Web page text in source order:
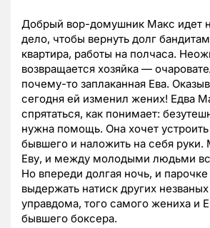
Добрый вор-домушник Макс идет
дело, чтобы вернуть долг
квартира, работы на полчаса.
возвращается хозяйка —
почему-то заплаканная Ева.
сегодня ей изменил жених! Едва
спрятаться, как понимает:
нужна помощь. Она хочет
бывшего и наложить на себя руки.
Еву, и между молодыми людьми
Но впереди долгая ночь, и
выдержать натиск других
управдома, того самого жениха и
бывшего боксера.